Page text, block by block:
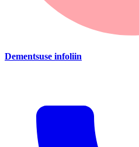
Dementsuse infoliin